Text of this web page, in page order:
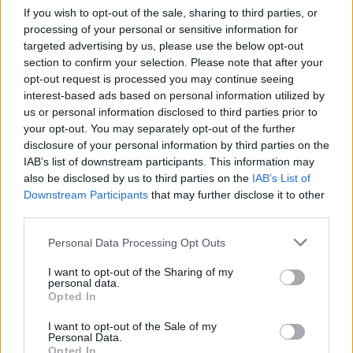
If you wish to opt-out of the sale, sharing to third parties, or
processing of your personal or sensitive information for
targeted advertising by us, please use the below opt-out
section to confirm your selection. Please note that after your
opt-out request is processed you may continue seeing
interest-based ads based on personal information utilized by
us or personal information disclosed to third parties prior to
your opt-out. You may separately opt-out of the further
disclosure of your personal information by third parties on the
IAB’s list of downstream participants. This information may
also be disclosed by us to third parties on the IAB’s List of
Downstream Participants that may further disclose it to other
Personal Data Processing Opt Outs
I want to opt-out of the Sharing of my
personal data.
Opted In
I want to opt-out of the Sale of my
Personal Data.
F. Merzas: Trumpo planas dėl
taikos Gazos Ruože yra
geriausia galimybė užbaigti
karą
(1)
Pirmąsias penkias savaites po sustabdymo